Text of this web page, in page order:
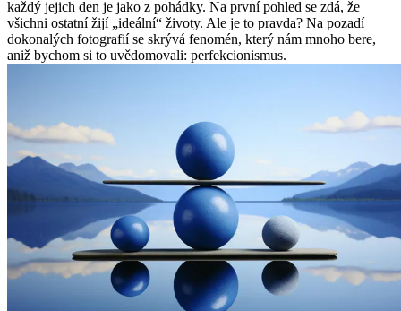
každý jejich den je jako z pohádky. Na první pohled se zdá, že
všichni ostatní žijí „ideální“ životy. Ale je to pravda? Na pozadí
dokonalých fotografií se skrývá fenomén, který nám mnoho bere,
aniž bychom si to uvědomovali: perfekcionismus.